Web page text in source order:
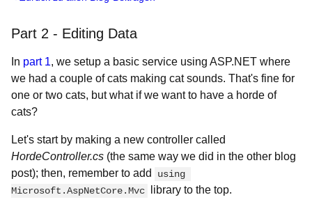
Part 2 - Editing Data
In part 1, we setup a basic service using ASP.NET where
we had a couple of cats making cat sounds. That's fine for
one or two cats, but what if we want to have a horde of
cats?
Let's start by making a new controller called
HordeController.cs (the same way we did in the other blog
post); then, remember to add
using
Microsoft.AspNetCore.Mvc
library to the top.